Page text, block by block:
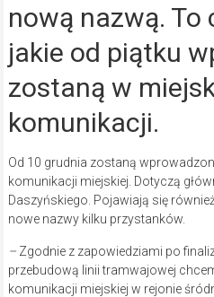
nową nazwą. To
jakie od piątku
zostaną w
komunikacji.
Od 10 grudnia zostaną
komunikacji miejskiej. Dotyczą
Daszyńskiego. Pojawiają się
nowe nazwy kilku przystanków.
– Zgodnie z zapowiedziami po
przebudową linii tramwajowej
komunikacji miejskiej w rejonie